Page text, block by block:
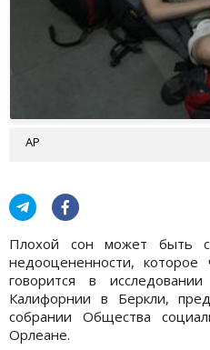
АР
Плохой сон может быть
недооцененности, которое
говорится в
Калифорнии в Беркли,
собрании Общества
Орлеане.